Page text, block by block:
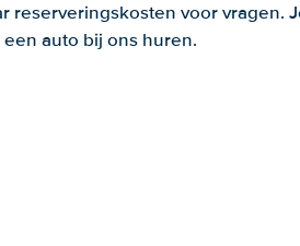
reserveringskosten voor vragen.
auto bij ons huren.